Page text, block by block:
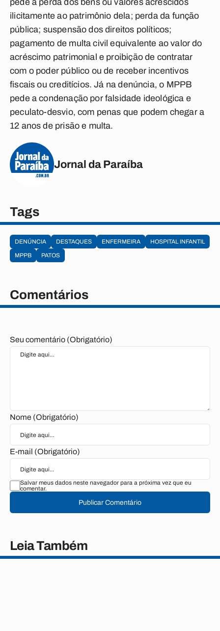
pede a perda dos bens ou valores acrescidos
ilicitamente ao patrimônio dela; perda da função
pública; suspensão dos direitos políticos;
pagamento de multa civil equivalente ao valor do
acréscimo patrimonial e proibição de contratar
com o poder público ou de receber incentivos
fiscais ou creditícios. Já na denúncia, o MPPB
pede a condenação por falsidade ideológica e
peculato-desvio, com penas que podem chegar a
12 anos de prisão e multa.
Jornal da Paraíba
Tags
DENÚNCIA DESTAQUES ENFERMEIRA
HOSPITAL INFANTIL
MPPB
PATOS
Comentários
Seu comentário (Obrigatório)
Nome (Obrigatório)
E-mail (Obrigatório)
Salvar meus dados neste navegador para a próxima vez que eu
comentar.
Publicar Comentário
Leia Também